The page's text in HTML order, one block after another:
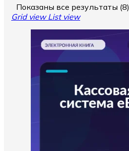
Показаны все результаты (8)
Grid view List view